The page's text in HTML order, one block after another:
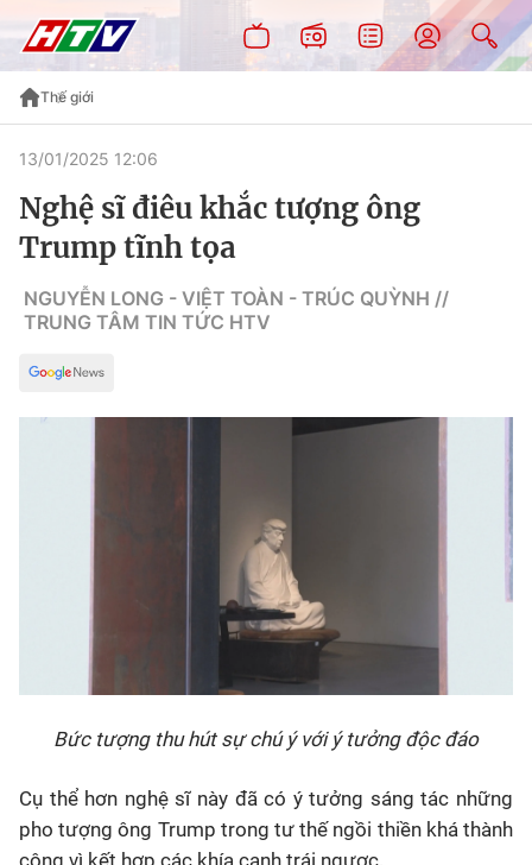
Thế giới
13/01/2025 12:06
Nghệ sĩ điêu khắc tượng ông
Trump tĩnh tọa
NGUYỄN LONG - VIỆT TOÀN - TRÚC QUỲNH //
TRUNG TÂM TIN TỨC HTV
Bức tượng thu hút sự chú ý với ý tưởng độc đáo
Cụ thể hơn nghệ sĩ này đã có ý tưởng sáng tác những
pho tượng ông Trump trong tư thế ngồi thiền khá thành
công vì kết hợp các khía cạnh trái ngược.